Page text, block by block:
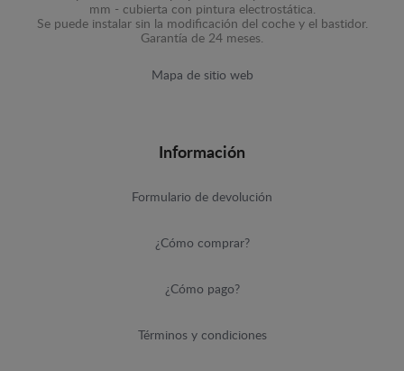
mm - cubierta con pintura electrostática.
Se puede instalar sin la modificación del coche y el bastidor.
Garantía de 24 meses.
Mapa de sitio web
Información
Formulario de devolución
¿Cómo comprar?
¿Cómo pago?
Términos y condiciones